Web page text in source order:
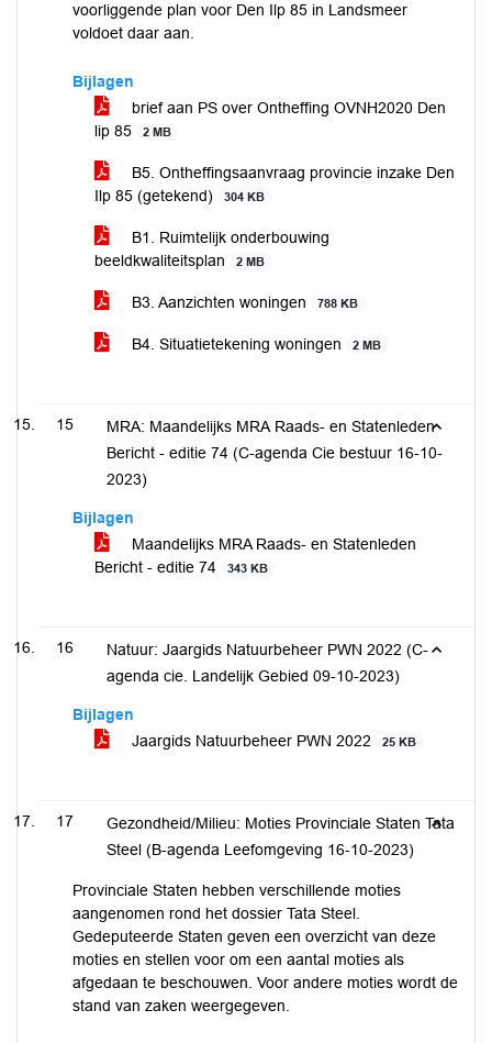
voorliggende plan voor Den Ilp 85 in Landsmeer
voldoet daar aan.
Bijlagen
brief aan PS over Ontheffing OVNH2020 Den
lip 85
2 MB
B5. Ontheffingsaanvraag provincie inzake Den
Ilp 85 (getekend)
304 KB
B1. Ruimtelijk onderbouwing
beeldkwaliteitsplan
2 MB
B3. Aanzichten woningen 788 KB
B4. Situatietekening woningen 2 MB
15
MRA: Maandelijks MRA Raads- en Statenleden
Bericht - editie 74 (C-agenda Cie bestuur 16-10-
2023)
Bijlagen
Maandelijks MRA Raads- en Statenleden
Bericht - editie 74
343 KB
16
Natuur: Jaargids Natuurbeheer PWN 2022 (C-
agenda cie. Landelijk Gebied 09-10-2023)
Bijlagen
Jaargids Natuurbeheer PWN 2022
25 KB
17
Gezondheid/Milieu: Moties Provinciale Staten Tata
Steel (B-agenda Leefomgeving 16-10-2023)
Provinciale Staten hebben verschillende moties
aangenomen rond het dossier Tata Steel.
Gedeputeerde Staten geven een overzicht van deze
moties en stellen voor om een aantal moties als
afgedaan te beschouwen. Voor andere moties wordt de
stand van zaken weergegeven.